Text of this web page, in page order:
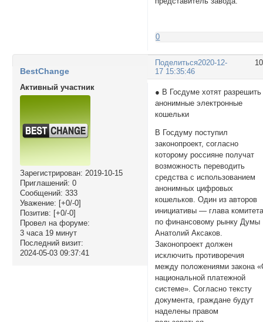
0
Поделиться2020-12-
17 15:35:46
BestChange
Активный участник
Зарегистрирован: 2019-10-15
Приглашений: 0
Сообщений: 333
Уважение: [+0/-0]
Позитив: [+0/-0]
Провел на форуме:
3 часа 19 минут
Последний визит:
2024-05-03 09:37:41
● В Госдуме хотят разрешить
анонимные электронные
кошельки
В Госдуму поступил
законопроект, согласно
которому россияне получат
возможность переводить
средства с использованием
анонимных цифровых
кошельков. Один из авторов
инициативы — глава
по финансовому рынку Думы
Анатолий Аксаков.
Законопроект должен
исключить противоречия
между положениями закона
национальной платежной
системе». Согласно тексту
документа, граждане будут
наделены правом